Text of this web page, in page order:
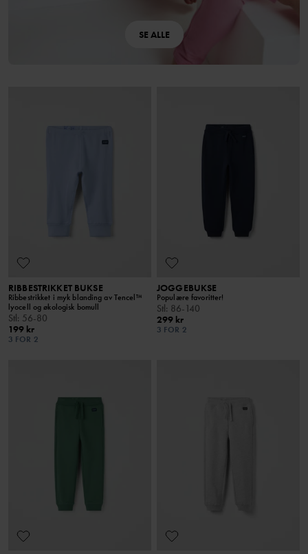
SE ALLE
RIBBESTRIKKET BUKSE
Ribbestrikket i myk blanding av Tencel™
lyocell og økologisk bomull
Stl: 56-80
199 kr
3 FOR 2
JOGGEBUKSE
Populære favoritter!
Stl: 86-140
299 kr
3 FOR 2